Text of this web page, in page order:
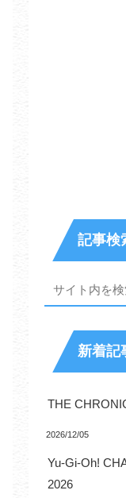
記事検
新着記
THE
2026/12/05
Yu-Gi-Oh!
2026